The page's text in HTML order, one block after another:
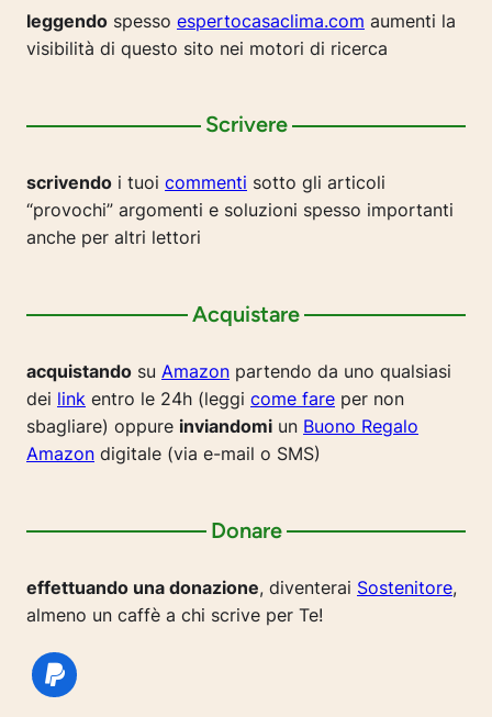
leggendo spesso espertocasaclima.com aumenti la
visibilità di questo sito nei motori di ricerca
Scrivere
scrivendo i tuoi commenti sotto gli articoli
“provochi” argomenti e soluzioni spesso importanti
anche per altri lettori
Acquistare
acquistando su Amazon partendo da uno qualsiasi
dei link entro le 24h (leggi come fare per non
sbagliare) oppure inviandomi un Buono Regalo
Amazon digitale (via e-mail o SMS)
Donare
effettuando una donazione, diventerai Sostenitore,
almeno un caffè a chi scrive per Te!